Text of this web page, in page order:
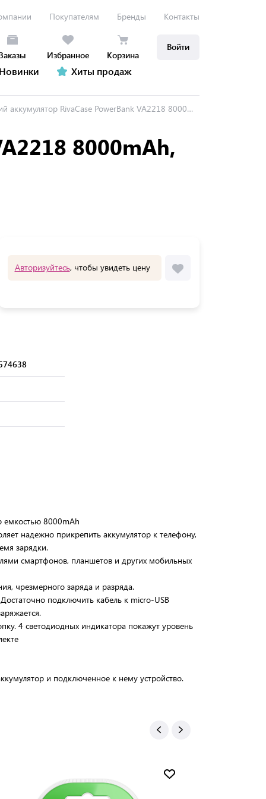
Покупателям Бренды Контакты
Избранное Корзина
Войти
Новинки Хиты продаж
RivaCase PowerBank VA2218 8000mAh, Li-pol, Type-C, Micro USB, Output 2A
8000mAh,
Авторизуйтесь, чтобы увидеть цену
емкостью 8000mAh
надежно прикрепить аккумулятор к телефону,
зарядки.
смартфонов, планшетов и других мобильных
чрезмерного заряда и разряда.
подключить кабель к micro-USB
4 светодиодных индикатора покажут уровень
и подключенное к нему устройство.